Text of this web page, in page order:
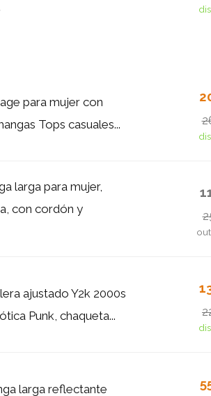
para mujer con
Tops casuales...
larga para mujer,
con cordón y
ajustado Y2k 2000s
Punk, chaqueta...
larga reflectante